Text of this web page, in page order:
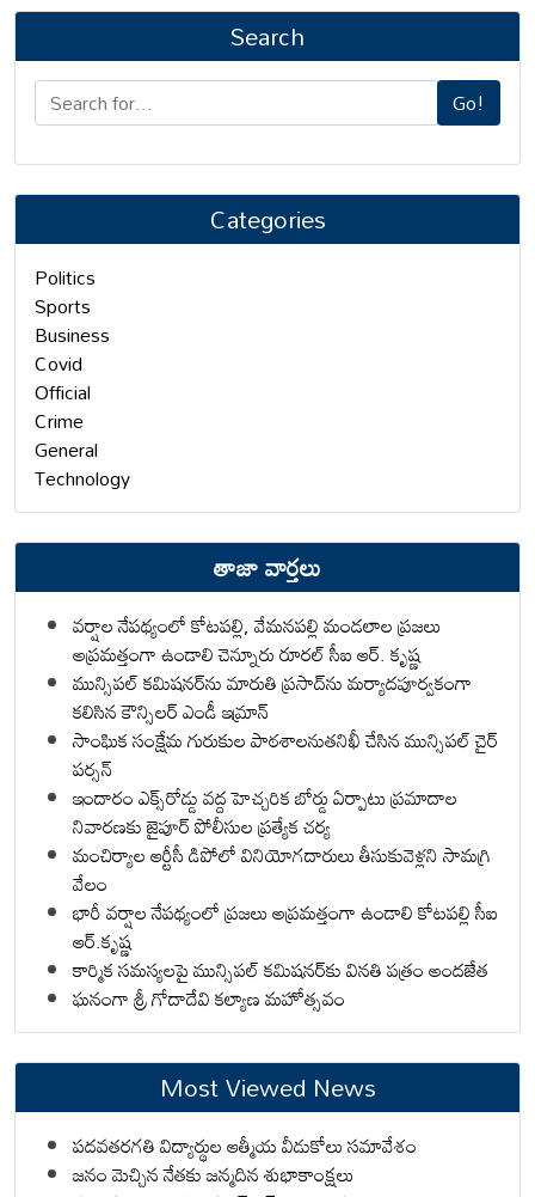
Search
Go!
Categories
Politics
Sports
Business
Covid
Official
Crime
General
Technology
తాజా వార్తలు
వర్షాల నేపథ్యంలో కోటపల్లి, వేమనపల్లి మండలాల ప్రజలు
అప్రమత్తంగా ఉండాలి చెన్నూరు రూరల్ సీఐ ఆర్. కృష్ణ
మున్సిపల్ కమిషనర్‌ను మారుతి ప్రసాద్‌ను మర్యాదపూర్వకంగా
కలిసిన కౌన్సిలర్ ఎండీ ఇమ్రాన్ ​
సాంఘిక సంక్షేమ గురుకుల పాఠశాలనుతనిఖీ చేసిన మున్సిపల్ చైర్
పర్సన్
ఇందారం ఎక్స్‌రోడ్డు వద్ద హెచ్చరిక బోర్డు ఏర్పాటు ప్రమాదాల
నివారణకు జైపూర్ పోలీసుల ప్రత్యేక చర్య
మంచిర్యాల ఆర్టీసీ డిపోలో వినియోగదారులు తీసుకువెళ్లని సామగ్రి
వేలం
భారీ వర్షాల నేపథ్యంలో ప్రజలు అప్రమత్తంగా ఉండాలి కోటపల్లి సీఐ
ఆర్.కృష్ణ
కార్మిక సమస్యలపై మున్సిపల్ కమిషనర్‌కు వినతి పత్రం అందజేత
ఘనంగా శ్రీ గోదాదేవి కల్యాణ మహోత్సవం
Most Viewed News
పదవతరగతి విద్యార్థుల ఆత్మీయ వీడుకోలు సమావేశం
జనం మెచ్చిన నేతకు జన్మదిన శుభాకాంక్షలు